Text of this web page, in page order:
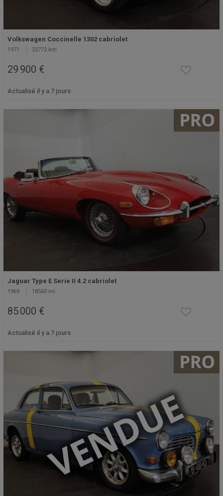
Volkswagen Coccinelle 1302 cabriolet
1971 22772 km
29 900 €
Actualisé il y a 7 jours
Jaguar Type E Serie II 4.2 cabriolet
1969 18560 mi
85 000 €
Actualisé il y a 7 jours